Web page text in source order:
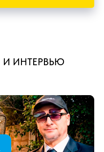
ИНТЕРВЬЮ